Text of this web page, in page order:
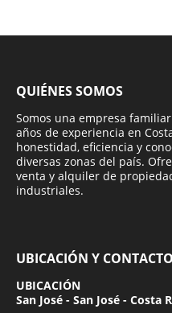
QUIÉNES SOMOS
Somos una empresa
años de experiencia en
honestidad, eficiencia y
diversas zonas del país.
venta y alquiler de
industriales.
UBICACIÓN Y CONTACTO
UBICACIÓN
San José - San José - Costa